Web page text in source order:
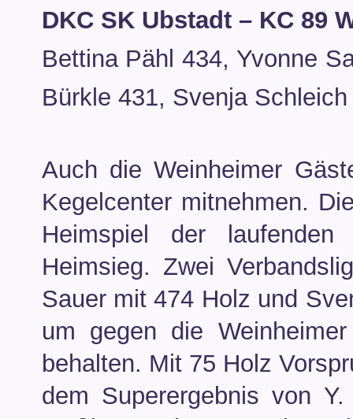
DKC SK Ubstadt – KC 89
Bettina Pähl 434, Yvonne
Bürkle 431, Svenja
Auch die Weinheimer
Kegelcenter mitnehmen.
Heimspiel der
Heimsieg. Zwei
Sauer mit 474 Holz und
um gegen die
behalten. Mit 75 Holz
dem Superergebnis von